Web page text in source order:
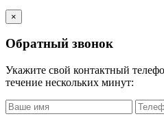
×
Обратный звонок
Укажите свой контактный
течение нескольких минут: